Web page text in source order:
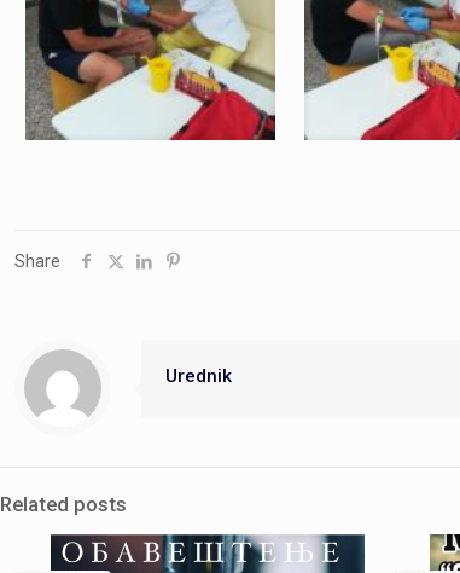
Share
Urednik
Related posts